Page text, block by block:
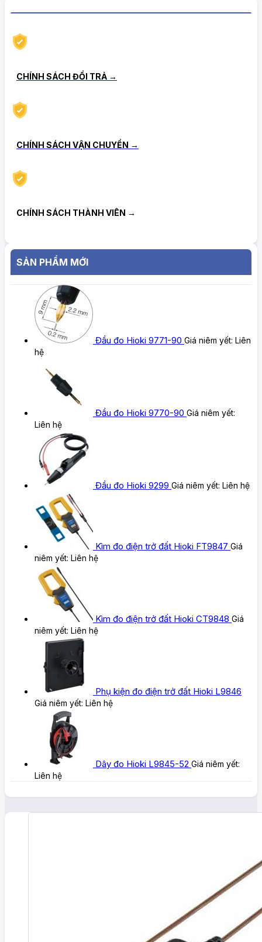
CHÍNH SÁCH ĐỔI TRẢ →
CHÍNH SÁCH VẬN CHUYỂN →
CHÍNH SÁCH THÀNH VIÊN →
SẢN PHẨM MỚI
Đầu đo Hioki 9771-90 Giá niêm yết: Liên
hệ
Đầu đo Hioki 9770-90 Giá niêm yết:
Liên hệ
Đầu đo Hioki 9299 Giá niêm yết: Liên hệ
Kìm đo điện trở đất Hioki FT9847 Giá
niêm yết: Liên hệ
Kìm đo điện trở đất Hioki CT9848 Giá
niêm yết: Liên hệ
Phụ kiện đo điện trở đất Hioki L9846
Giá niêm yết: Liên hệ
Dây đo Hioki L9845-52 Giá niêm yết:
Liên hệ